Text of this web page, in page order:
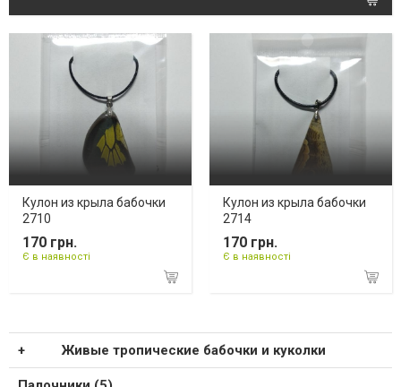
Кулон из крыла бабочки
2710
170 грн.
Є в наявності
Кулон из крыла бабочки
2714
170 грн.
Є в наявності
Живые тропические бабочки и куколки